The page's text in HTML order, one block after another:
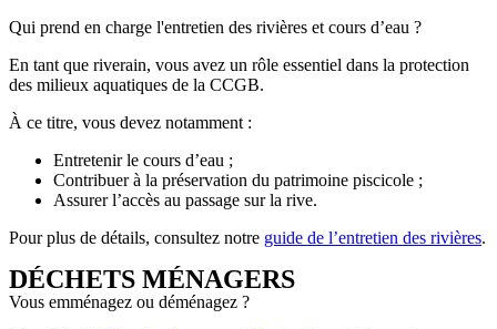
Qui prend en charge l'entretien des rivières et cours d’eau ?
En tant que riverain, vous avez un rôle essentiel dans la protection
des milieux aquatiques de la CCGB.
À ce titre, vous devez notamment :
Entretenir le cours d’eau ;
Contribuer à la préservation du patrimoine piscicole ;
Assurer l’accès au passage sur la rive.
Pour plus de détails, consultez notre guide de l’entretien des rivières.
DÉCHETS MÉNAGERS
Vous emménagez ou déménagez ?